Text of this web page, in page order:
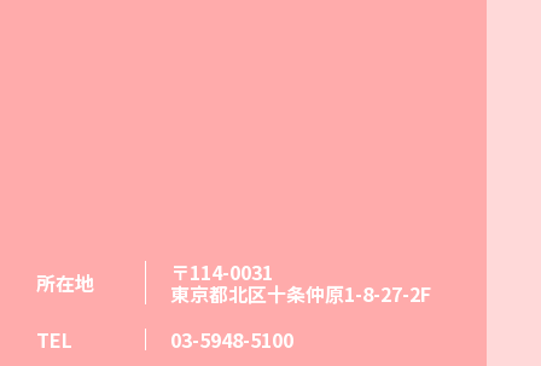
所在地 〒114-0031
東京都北区十条仲原1-8-27-2F
TEL
03-5948-5100